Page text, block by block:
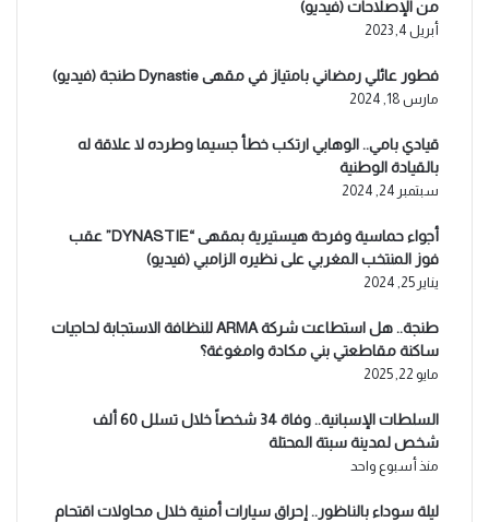
من الإصلاحات (فيديو)
أبريل 4, 2023
فطور عائلي رمضاني بامتياز في مقهى Dynastie طنجة (فيديو)
مارس 18, 2024
قيادي بامي.. الوهابي ارتكب خطأ جسيما وطرده لا علاقة له
بالقيادة الوطنية
سبتمبر 24, 2024
أجواء حماسية وفرحة هيستيرية بمقهى “DYNASTIE” عقب
فوز المنتخب المغربي على نظيره الزامبي (فيديو)
يناير 25, 2024
طنجة.. هل استطاعت شركة ARMA للنظافة الاستجابة لحاجيات
ساكنة مقاطعتي بني مكادة وامغوغة؟
مايو 22, 2025
السلطات الإسبانية.. وفاة 34 شخصاً خلال تسلل 60 ألف
شخص لمدينة سبتة المحتلة
منذ أسبوع واحد
ليلة سوداء بالناظور.. إحراق سيارات أمنية خلال محاولات اقتحام